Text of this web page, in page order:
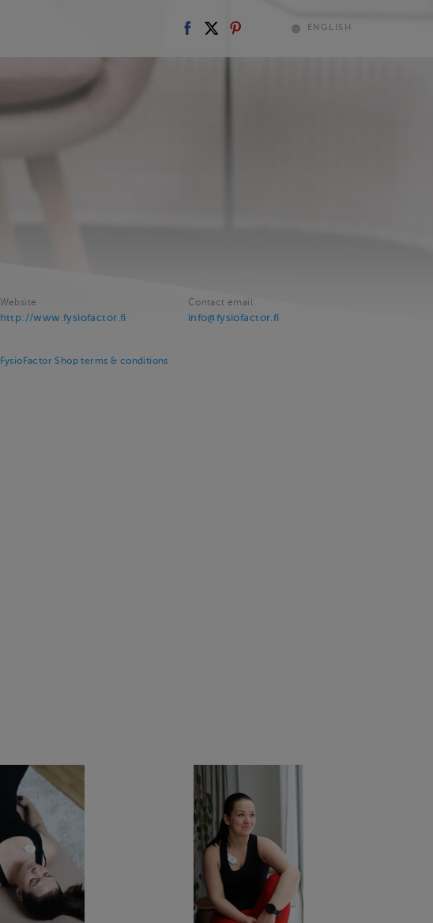
ENGLISH
Website
http://www.fysiofactor.fi
Contact email
info@fysiofactor.fi
FysioFactor Shop terms & conditions